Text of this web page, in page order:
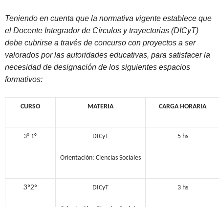
Teniendo en cuenta que la normativa vigente establece que
el Docente Integrador de Círculos y trayectorias (DICyT)
debe cubrirse a través de concurso con proyectos a ser
valorados por las autoridades educativas, para satisfacer la
necesidad de designación de los siguientes espacios
formativos:
CURSO MATERIA CARGA HORARIA
3° 1° DICyT
Orientación: Ciencias Sociales
5 hs
3°2° DICyT 3 hs